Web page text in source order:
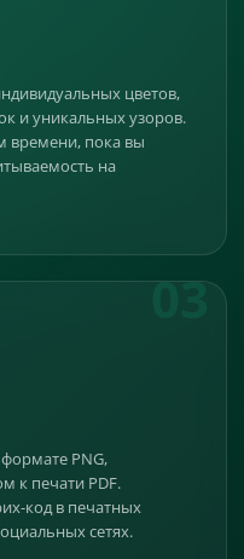
цветов,
и уникальных узоров.
времени, пока вы
на
03
PNG,
к печати PDF.
код в печатных
сетях.